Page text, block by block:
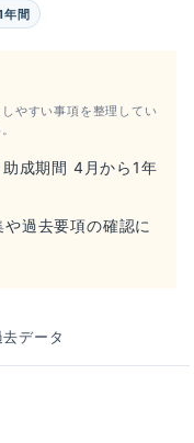
年間
やすい事項を整理してい
成期間 4月から1年
過去要項の確認に
去データ